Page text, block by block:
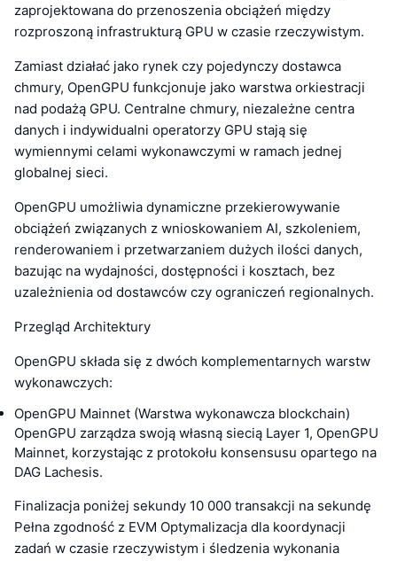
zaprojektowana do przenoszenia obciążeń między
rozproszoną infrastrukturą GPU w czasie rzeczywistym.
Zamiast działać jako rynek czy pojedynczy dostawca
chmury, OpenGPU funkcjonuje jako warstwa orkiestracji
nad podażą GPU. Centralne chmury, niezależne centra
danych i indywidualni operatorzy GPU stają się
wymiennymi celami wykonawczymi w ramach jednej
globalnej sieci.
OpenGPU umożliwia dynamiczne przekierowywanie
obciążeń związanych z wnioskowaniem AI, szkoleniem,
renderowaniem i przetwarzaniem dużych ilości danych,
bazując na wydajności, dostępności i kosztach, bez
uzależnienia od dostawców czy ograniczeń regionalnych.
Przegląd Architektury
OpenGPU składa się z dwóch komplementarnych warstw
wykonawczych:
OpenGPU Mainnet (Warstwa wykonawcza blockchain)
OpenGPU zarządza swoją własną siecią Layer 1, OpenGPU
Mainnet, korzystając z protokołu konsensusu opartego na
DAG Lachesis.
Finalizacja poniżej sekundy 10 000 transakcji na sekundę
Pełna zgodność z EVM Optymalizacja dla koordynacji
zadań w czasie rzeczywistym i śledzenia wykonania